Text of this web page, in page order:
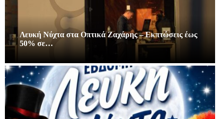
Λευκή Νύχτα στα Οπτικά Ζαχάρης – Εκπτώσεις έως
50% σε…